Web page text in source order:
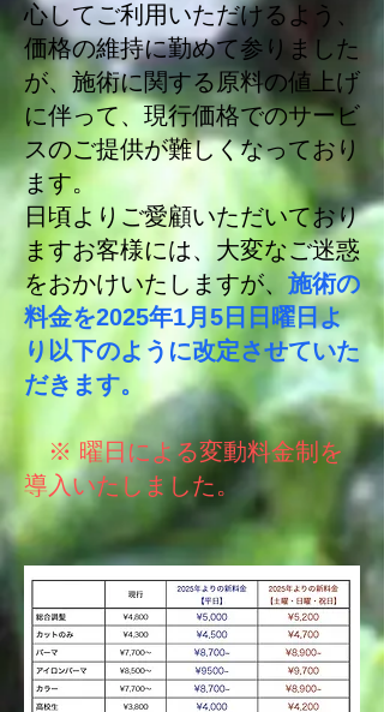
心してご利用いただけるよう、
価格の維持に勤めて参りました
が、施術に関する原料の値上げ
に伴って、現行価格でのサービ
スのご提供が難しくなっており
ます。
日頃よりご愛顧いただいており
ますお客様には、大変なご迷惑
をおかけいたしますが、 施術の
料金を2025年1月5日日曜日よ
り以下のように改定させていた
だきます。
※ 曜日による変動料金制を
導入いたしました。